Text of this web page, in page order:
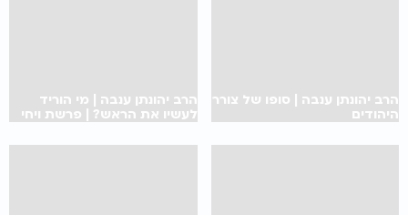
הרב יהונתן ענבה | סופו של צורר
היהודים
הרב יהונתן ענבה | מי הוריד
לעשיו את הראש? | פרשת ויחי